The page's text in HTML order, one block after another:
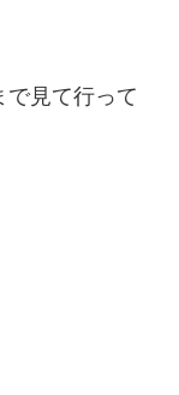
見て行って